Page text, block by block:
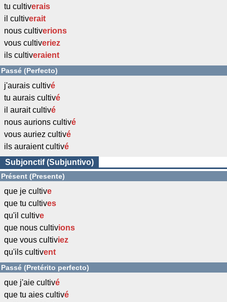
tu cultiverais
il cultiverait
nous cultiverions
vous cultiveriez
ils cultiveraient
Passé (Perfecto)
j'aurais cultivé
tu aurais cultivé
il aurait cultivé
nous aurions cultivé
vous auriez cultivé
ils auraient cultivé
Subjonctif (Subjuntivo)
Présent (Presente)
que je cultive
que tu cultives
qu'il cultive
que nous cultivions
que vous cultiviez
qu'ils cultivent
Passé (Pretérito perfecto)
que j'aie cultivé
que tu aies cultivé